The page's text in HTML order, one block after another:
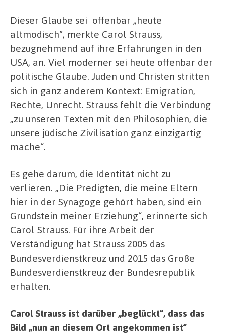
Dieser Glaube sei offenbar „heute
altmodisch“, merkte Carol Strauss,
bezugnehmend auf ihre Erfahrungen in den
USA, an. Viel moderner sei heute offenbar der
politische Glaube. Juden und Christen stritten
sich in ganz anderem Kontext: Emigration,
Rechte, Unrecht. Strauss fehlt die Verbindung
„zu unseren Texten mit den Philosophien, die
unsere jüdische Zivilisation ganz einzigartig
mache“.
Es gehe darum, die Identität nicht zu
verlieren. „Die Predigten, die meine Eltern
hier in der Synagoge gehört haben, sind ein
Grundstein meiner Erziehung“, erinnerte sich
Carol Strauss. Für ihre Arbeit der
Verständigung hat Strauss 2005 das
Bundesverdienstkreuz und 2015 das Große
Bundesverdienstkreuz der Bundesrepublik
erhalten.
Carol Strauss ist darüber „beglückt“, dass das
Bild „nun an diesem Ort angekommen ist“